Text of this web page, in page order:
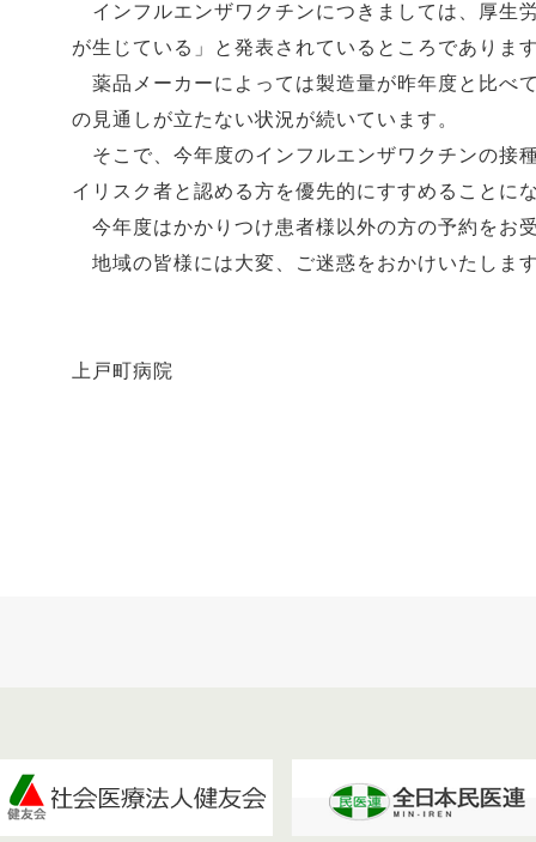
インフルエンザワクチンにつきましては、厚生
が生じている」と発表されているところでありま
薬品メーカーによっては製造量が昨年度と比べ
の見通しが立たない状況が続いています。
そこで、今年度のインフルエンザワクチンの接
イリスク者と認める方を優先的にすすめることに
今年度はかかりつけ患者様以外の方の予約をお
地域の皆様には大変、ご迷惑をおかけいたしま
上戸町病院